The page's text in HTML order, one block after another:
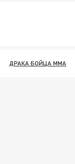
ДРАКА БОЙЦА ММА